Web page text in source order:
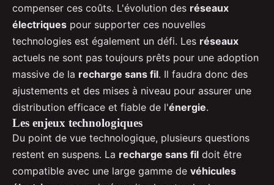
compenser ces coûts. L'évolution des réseaux
électriques pour supporter ces nouvelles
technologies est également un défi. Les réseaux
actuels ne sont pas toujours prêts pour une adoption
massive de la recharge sans fil. Il faudra donc des
ajustements et des mises à niveau pour assurer une
distribution efficace et fiable de l'énergie.
Les enjeux technologiques
Du point de vue technologique, plusieurs questions
restent en suspens. La recharge sans fil doit être
compatible avec une large gamme de véhicules